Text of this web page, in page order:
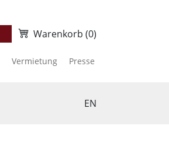
Warenkorb (0)
Vermietung Presse
EN